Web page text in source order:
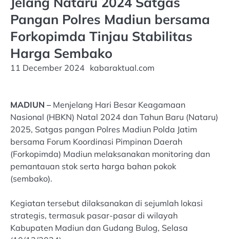
Pangan Polres Madiun bersama
Forkopimda Tinjau Stabilitas
Harga Sembako
11 December 2024 kabaraktual.com
MADIUN –Menjelang Hari Besar Keagamaan
Nasional (HBKN) Natal 2024 dan Tahun Baru (Nataru)
2025, Satgas pangan Polres Madiun Polda Jatim
bersama Forum Koordinasi Pimpinan Daerah
(Forkopimda) Madiun melaksanakan monitoring dan
pemantauan stok serta harga bahan pokok
(sembako).
Kegiatan tersebut dilaksanakan di sejumlah lokasi
strategis, termasuk pasar-pasar di wilayah
Kabupaten Madiun dan Gudang Bulog, Selasa